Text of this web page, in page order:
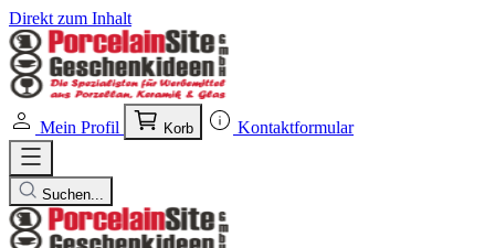
Direkt zum Inhalt
Mein Profil Korb Kontaktformular
Suchen...